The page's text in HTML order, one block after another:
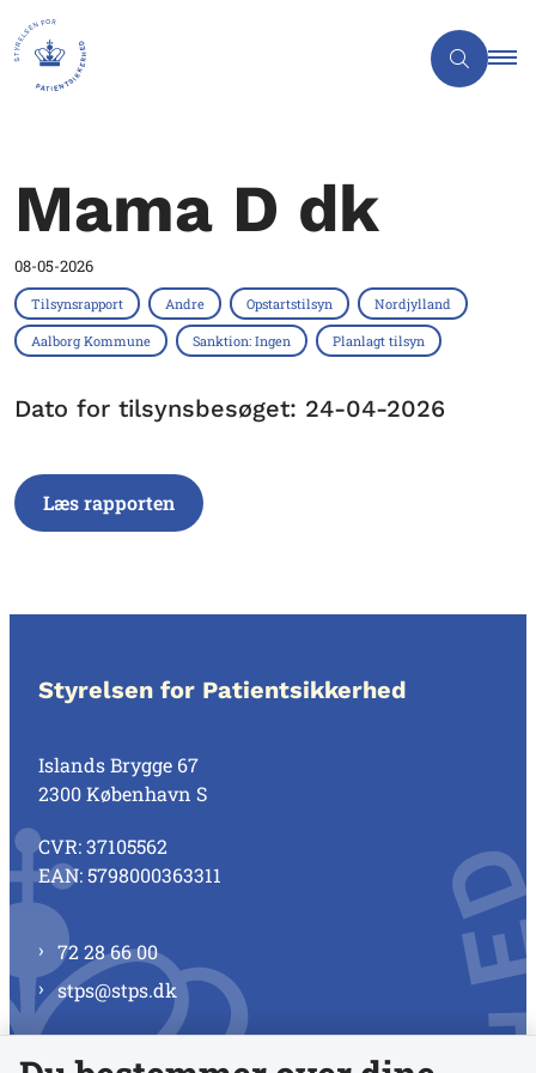
Mama D dk
08-05-2026
Tilsynsrapport Andre Opstartstilsyn Nordjylland
Aalborg Kommune Sanktion: Ingen Planlagt tilsyn
Dato for tilsynsbesøget: 24-04-2026
Læs rapporten
Styrelsen for Patientsikkerhed
Islands Brygge 67
2300 København S
CVR: 37105562
EAN: 5798000363311
72 28 66 00
stps@stps.dk